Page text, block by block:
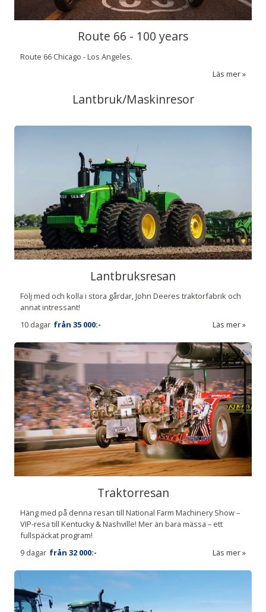
Route 66 - 100 years
Route 66 Chicago - Los Angeles.
Läs mer
Lantbruk/Maskinresor
Lantbruksresan
Följ med och kolla i stora gårdar, John Deeres traktorfabrik och
annat intressant!
10 dagar från 35 000:- Läs mer
Traktorresan
Häng med på denna resan till National Farm Machinery Show –
VIP-resa till Kentucky & Nashville! Mer än bara mässa – ett
fullspäckat program!
9 dagar från 32 000:- Läs mer